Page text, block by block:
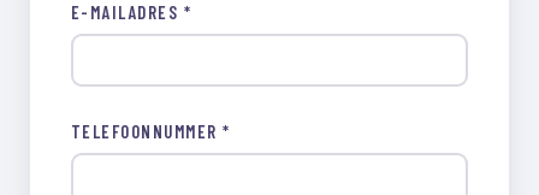
E-MAILADRES *
TELEFOONNUMMER *